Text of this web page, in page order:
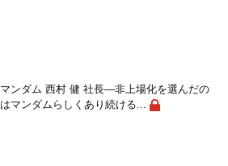
マンダム 西村 健 社長―非上場化を選んだの
はマンダムらしくあり続ける...